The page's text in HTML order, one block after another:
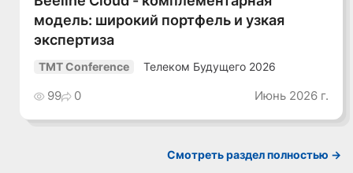
модель: широкий портфель и узкая
экспертиза
TMT Conference Телеком Будущего 2026
99 0 Июнь 2026 г.
Смотреть раздел полностью ->